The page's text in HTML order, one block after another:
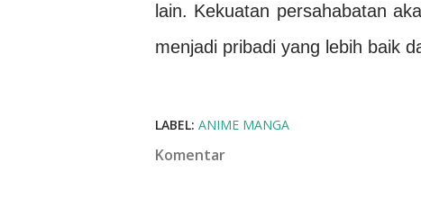
lain. Kekuatan persahabatan
menjadi pribadi yang lebih baik
LABEL: ANIME MANGA
Komentar